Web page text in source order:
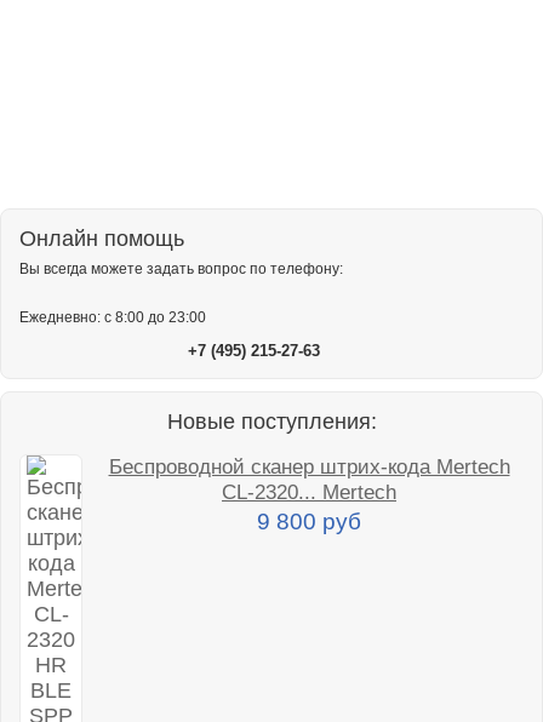
Онлайн помощь
Вы всегда можете задать вопрос по телефону:
Ежедневно: с 8:00 до 23:00
+7 (495) 215-27-63
Новые поступления:
Беспроводной сканер штрих-кода Mertech
CL-2320... Mertech
9 800 руб